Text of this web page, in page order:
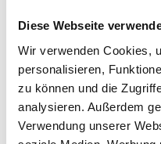
Diese Webseite
Wir verwenden Cookies,
personalisieren,
zu können und die
analysieren. Außerdem
Verwendung unserer
0,00 €
LKL/Art
0 7 6 WB
18.07.2021
(v)
3.
Preisgeld